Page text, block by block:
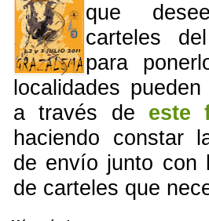
que
carteles
para
localidades
a través de este
haciendo constar
de envío junto con
de carteles que